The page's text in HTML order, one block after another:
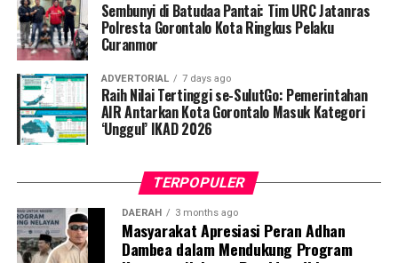
bukti nyata komitmen kepolisian dalam menegakkan
hukum tanpa pandang bulu terhadap segala bentuk
perusakan lingkungan.
“Kami tidak akan mentoleransi aktivitas pertambangan
tanpa izin di wilayah Pohuwato. Siapa pun yang terbukti
melanggar hukum akan kami tindak tegas dan proses
sesuai ketentuan yang berlaku. Komitmen kami jelas,
penegakan hukum terhadap PETI dilakukan secara
berkelanjutan,” tegas IPTU Renly.
Saat ini seluruh barang bukti beserta kedua terduga
Sembunyi di Batudaa Pantai: Tim URC Jatanras
Polresta Gorontalo Kota Ringkus Pelaku
Curanmor
ADVERTORIAL 7 days ago
Raih Nilai Tertinggi se-SulutGo: Pemerintahan
AIR Antarkan Kota Gorontalo Masuk Kategori
‘Unggul’ IKAD 2026
TERPOPULER
DAERAH 3 months ago
Masyarakat Apresiasi Peran Adhan
Dambea dalam Mendukung Program